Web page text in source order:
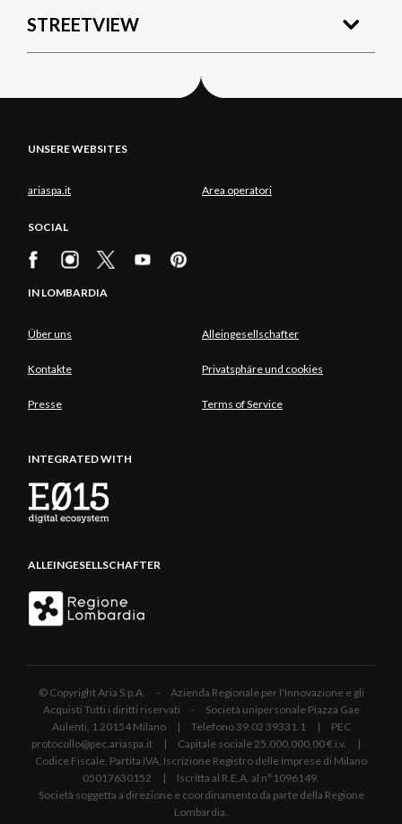
STREETVIEW
UNSERE WEBSITES
ariaspa.it Area operatori
SOCIAL
IN LOMBARDIA
Über uns Alleingesellschafter
Kontakte Privatsphäre und cookies
Presse Terms of Service
INTEGRATED WITH
ALLEINGESELLSCHAFTER
© Copyright Aria S.p.A. - Azienda Regionale per l'Innovazione e gli
Acquisti Tutti i diritti riservati - Società unipersonale Piazza Gae
Aulenti, 1 20154 Milano | Telefono 39.02 39331.1 | PEC
protocollo@pec.ariaspa.it | Capitale sociale 25.000.000,00 € i.v. |
Codice Fiscale, Partita IVA, Iscrizione Registro delle Imprese di Milano
05017630152 | Iscritta al R.E.A. al n°1096149.
Società soggetta a direzione e coordinamento da parte della Regione
Lombardia.